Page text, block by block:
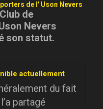
de l' Uson Nevers
de
Nevers
son statut.
actuellement
du fait
partagé